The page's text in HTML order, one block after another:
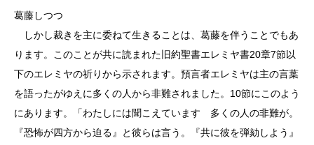
葛藤しつつ
しかし裁きを主に委ねて生きることは、葛藤を伴うことでもあ
ります。このことが共に読まれた旧約聖書エレミヤ書20章7節以
下のエレミヤの祈りから示されます。預言者エレミヤは主の言葉
を語ったがゆえに多くの人から非難されました。10節にこのよう
にあります。「わたしには聞こえています 多くの人の非難が。
『恐怖が四方から迫る』と彼らは言う。『共に彼を弾劾しよう』